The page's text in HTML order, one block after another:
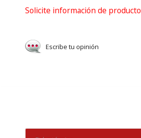
Solicite información de producto
Escribe tu opinión